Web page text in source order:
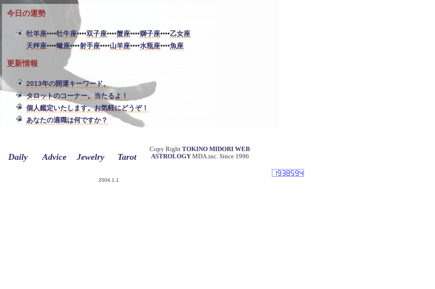
今日の運勢
牡羊座••••牡牛座••••双子座••••蟹座••••獅子座••••乙女座
天秤座••••蠍座••••射手座••••山羊座••••水瓶座••••魚座
更新情報
2013年の開運キーワード。
タロットのコーナー。当たるよ！
個人鑑定いたします。お気軽にどうぞ！
あなたの適職は何ですか？
Daily Advice Jewelry Tarot
Copy Right TOKINO MIDORI WEB
ASTROLOGYMDA.inc. Since 1996
2004.1.1